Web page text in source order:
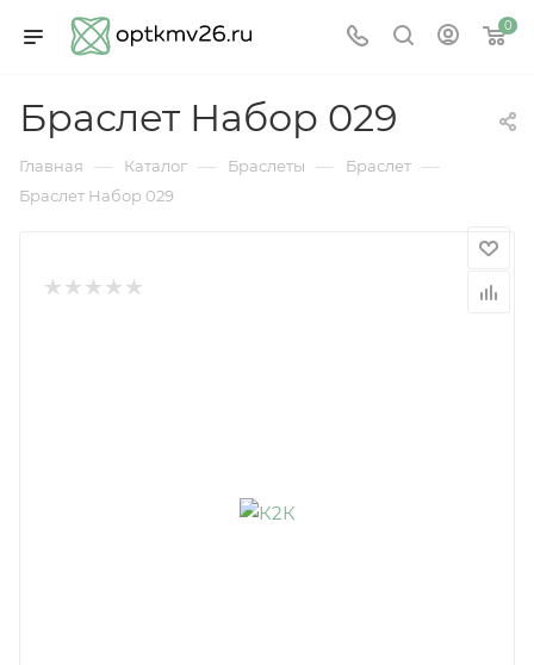
0
Браслет Набор 029
Главная — Каталог — Браслеты — Браслет —
Браслет Набор 029